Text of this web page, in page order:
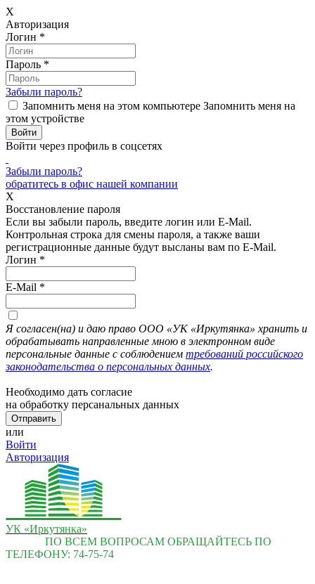
X
Авторизация
Логин *
Пароль *
Забыли пароль?
Запомнить меня на этом компьютере Запомнить меня на
этом устройстве
Войти через профиль в соцсетях
Забыли пароль?
обратитесь в офис нашей компании
X
Восстановление пароля
Если вы забыли пароль, введите логин или E-Mail.
Контрольная строка для смены пароля, а также ваши
регистрационные данные будут высланы вам по E-Mail.
Логин *
E-Mail *
Я согласен(на) и даю право ООО «УК «Иркутянка» хранить и
обрабатывать направленные мною в электронном виде
персональные данные с соблюдением требований российского
законодательства о персональных данных.
Необходимо дать согласие
на обработку персанальных данных
или
Войти
Авторизация
УК «Иркутянка»
ПО ВСЕМ ВОПРОСАМ ОБРАЩАЙТЕСЬ ПО
ТЕЛЕФОНУ: 74-75-74